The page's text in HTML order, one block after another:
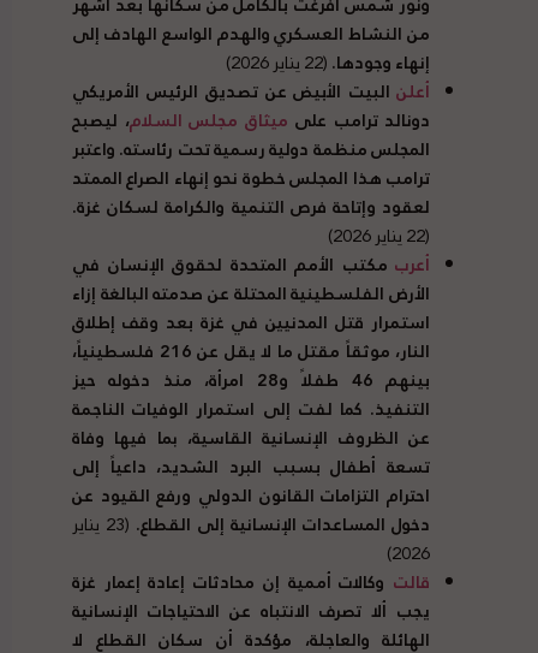
من النشاط العسكري والهدم الواسع الهادف إلى
إنهاء وجودها.(22 يناير 2026)
أعلن البيت الأبيض عن تصديق الرئيس الأمريكي
دونالد ترامب على ميثاق مجلس السلام، ليصبح
المجلس منظمة دولية رسمية تحت رئاسته. واعتبر
ترامب هذا المجلس خطوة نحو إنهاء الصراع الممتد
لعقود وإتاحة فرص التنمية والكرامة لسكان غزة.
(22 يناير 2026)
أعرب مكتب الأمم المتحدة لحقوق الإنسان في
الأرض الفلسطينية المحتلة عن صدمته البالغة إزاء
استمرار قتل المدنيين في غزة بعد وقف إطلاق
النار، موثقاً مقتل ما لا يقل عن 216 فلسطينياً،
بينهم 46 طفلاً و28 امرأة، منذ دخوله حيز
التنفيذ. كما لفت إلى استمرار الوفيات الناجمة
عن الظروف الإنسانية القاسية، بما فيها وفاة
تسعة أطفال بسبب البرد الشديد، داعياً إلى
احترام التزامات القانون الدولي ورفع القيود عن
دخول المساعدات الإنسانية إلى القطاع.
(23 يناير
2026)
قالت وكالات أممية إن محادثات إعادة إعمار غزة
يجب ألا تصرف الانتباه عن الاحتياجات الإنسانية
الهائلة والعاجلة، مؤكدة أن سكان القطاع لا